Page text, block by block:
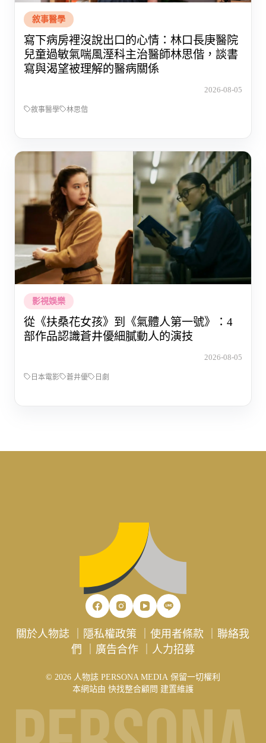
敘事醫學
寫下病房裡沒說出口的心情：林口長庚醫院
兒童過敏氣喘風溼科主治醫師林思偕，談書
寫與渴望被理解的醫病關係
2026-08-05
敘事醫學 林思偕
影視娛樂
從《扶桑花女孩》到《氣體人第一號》：4
部作品認識蒼井優細膩動人的演技
2026-08-05
日本電影 蒼井優 日劇
關於人物誌 隱私權政策 ｜使用者條款 ｜聯絡我
們
廣告合作｜ 人力招募
© 2026 人物誌 PERSONA MEDIA 保留一切權利
本網站由 快找整合顧問 建置維護